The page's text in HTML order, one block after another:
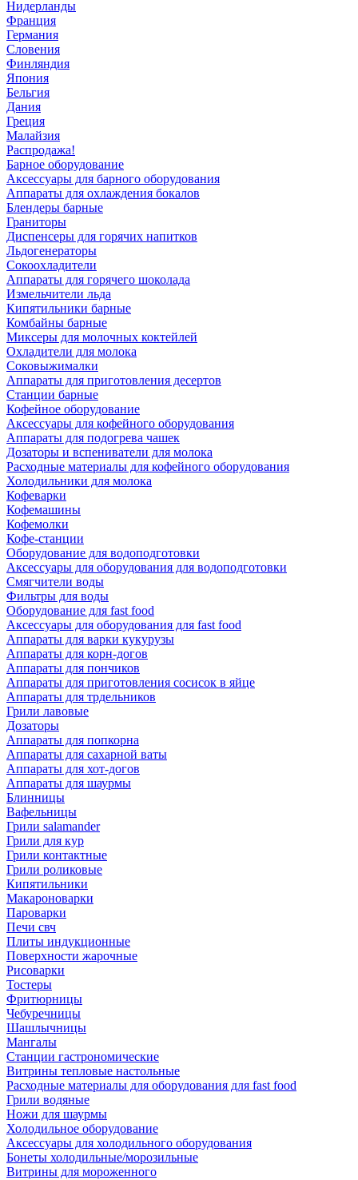
Нидерланды
Франция
Германия
Словения
Финляндия
Япония
Бельгия
Дания
Греция
Малайзия
Распродажа!
Барное оборудование
Аксессуары для барного оборудования
Аппараты для охлаждения бокалов
Блендеры барные
Граниторы
Диспенсеры для горячих напитков
Льдогенераторы
Сокоохладители
Аппараты для горячего шоколада
Измельчители льда
Кипятильники барные
Комбайны барные
Миксеры для молочных коктейлей
Охладители для молока
Соковыжималки
Аппараты для приготовления десертов
Станции барные
Кофейное оборудование
Аксессуары для кофейного оборудования
Аппараты для подогрева чашек
Дозаторы и вспениватели для молока
Расходные материалы для кофейного оборудования
Холодильники для молока
Кофеварки
Кофемашины
Кофемолки
Кофе-станции
Оборудование для водоподготовки
Аксессуары для оборудования для водоподготовки
Смягчители воды
Фильтры для воды
Оборудование для fast food
Аксессуары для оборудования для fast food
Аппараты для варки кукурузы
Аппараты для корн-догов
Аппараты для пончиков
Аппараты для приготовления сосисок в яйце
Аппараты для трдельников
Грили лавовые
Дозаторы
Аппараты для попкорна
Аппараты для сахарной ваты
Аппараты для хот-догов
Аппараты для шаурмы
Блинницы
Вафельницы
Грили salamander
Грили для кур
Грили контактные
Грили роликовые
Кипятильники
Макароноварки
Пароварки
Печи свч
Плиты индукционные
Поверхности жарочные
Рисоварки
Тостеры
Фритюрницы
Чебуречницы
Шашлычницы
Мангалы
Станции гастрономические
Витрины тепловые настольные
Расходные материалы для оборудования для fast food
Грили водяные
Ножи для шаурмы
Холодильное оборудование
Аксессуары для холодильного оборудования
Бонеты холодильные/морозильные
Витрины для мороженного